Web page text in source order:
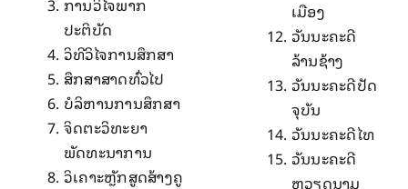
ປະຕິບັດ
ວິທີວິໄຈການສຶກສາ
ສຶກສາສາດທົ່ວໄປ
ບໍລິຫານການສຶກສາ
ຈິດຕະວິທະຍາ​
ພັດທະນາ​ການ
ວິ​ເຄາະ​ຫຼັກສູດ​ສ້າງ​ຄູ
ເມືອງ
ວັນນະຄະດີ​
ລ້ານ​ຊ້າງ​
ວັນນະຄະດີ​ປັດ
ຈຸ​ບັນ
ວັນນະຄະດີ​ໄທ
ວັນນະຄະດີ
ຫວຽດນາມ